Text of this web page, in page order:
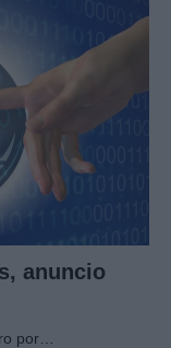
anuncio
por…